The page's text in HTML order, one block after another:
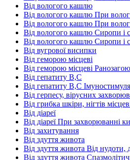
Від вологого кашлю
Від вологого кашлю При
Від вологого кашлю При
Від вологого кашлю Сиропи і
Від вологого кашлю Сиропи і
Від вугрової висипки
Від геморою місцеві
Від геморою місцеві
Від гепатиту В,С
Від гепатиту В,С
Від герпесу, вірусних
Від грибка шкіри, нігтів
Від діареї
Від діареї При захворюванні
Від захитування
Від здуття живота
Від здуття живота Від нудоти,
Від здуття живота